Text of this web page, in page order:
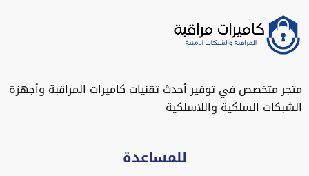
متجر متخصص في توفير أحدث تقنيات كاميرات المراقبة وأجهزة
الشبكات السلكية واللاسلكية
للمساعدة